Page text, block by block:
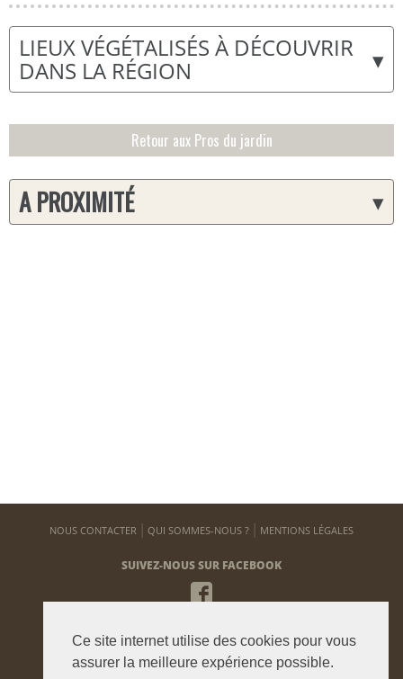
Ce site internet utilise des cookies pour vous
assurer la meilleure expérience possible.
▾
LIEUX VÉGÉTALISÉS À DÉCOUVRIR
DANS LA RÉGION
Retour aux Pros du jardin
▾
A PROXIMITÉ
NOUS CONTACTER QUI SOMMES-NOUS ? MENTIONS LÉGALES
SUIVEZ-NOUS SUR FACEBOOK
NEWSLETTER
Pour vous tenir informé de notre actualité